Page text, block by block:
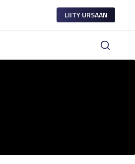
LIITY URSAAN